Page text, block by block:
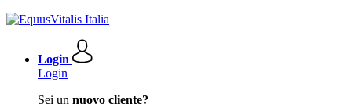
Login
Login
Sei un nuovo cliente?